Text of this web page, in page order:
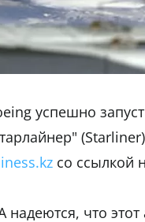
успешно
со ссылкой
что этот